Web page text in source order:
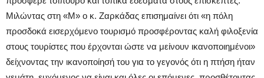
Μιλώντας στη «Μ» ο κ. Ζαρκάδας επισημαίνει ότι «η πόλη
προσδοκά εισερχόμενο τουρισμό προσφέροντας καλή φιλοξενία
στους τουρίστες που έρχονται ώστε να μείνουν ικανοποιημένοι»
δείχνοντας την ικανοποίησή του για το γεγονός ότι η πτήση ήταν